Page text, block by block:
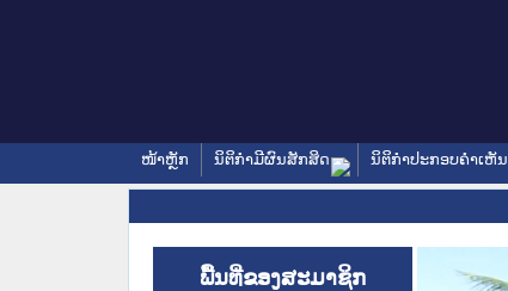
ໜ້າຫຼັກ ນິຕິກໍາມີຜົນສັກສິດ ນິຕິກໍາປະກອບຄໍາເຫັນ
ພື້ນທີ່ຂອງສະມາຊິກ